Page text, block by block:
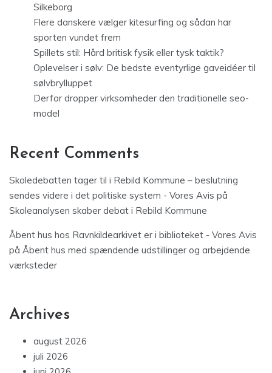
Silkeborg
Flere danskere vælger kitesurfing og sådan har
sporten vundet frem
Spillets stil: Hård britisk fysik eller tysk taktik?
Oplevelser i sølv: De bedste eventyrlige gaveidéer til
sølvbrylluppet
Derfor dropper virksomheder den traditionelle seo-
model
Recent Comments
Skoledebatten tager til i Rebild Kommune – beslutning
sendes videre i det politiske system - Vores Avis på
Skoleanalysen skaber debat i Rebild Kommune
Åbent hus hos Ravnkildearkivet er i biblioteket - Vores Avis
på Åbent hus med spændende udstillinger og arbejdende
værksteder
Archives
august 2026
juli 2026